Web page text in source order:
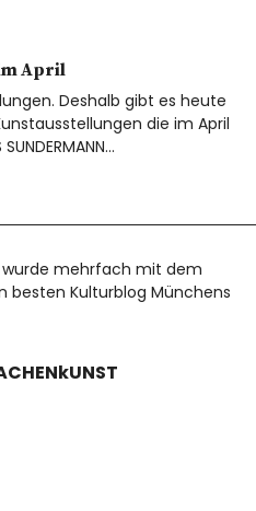
April
Deshalb gibt es heute
die im April
wurde mehrfach mit dem
besten Kulturblog Münchens